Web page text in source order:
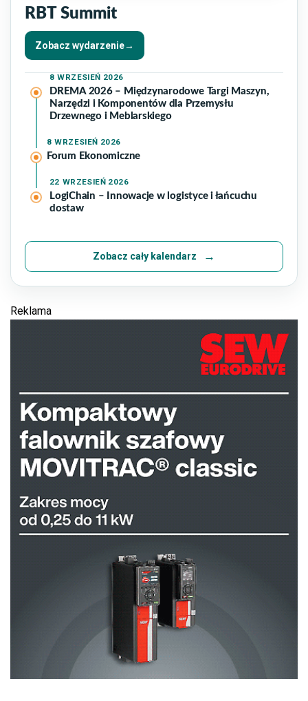
RBT Summit
Zobacz wydarzenie→
8 WRZESIEŃ 2026
DREMA 2026 – Międzynarodowe Targi Maszyn,
Narzędzi i Komponentów dla Przemysłu
Drzewnego i Meblarskiego
8 WRZESIEŃ 2026
Forum Ekonomiczne
22 WRZESIEŃ 2026
LogiChain – Innowacje w logistyce i łańcuchu
dostaw
Zobacz cały kalendarz
Reklama